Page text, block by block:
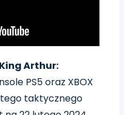
King Arthur:
PS5 oraz XBOX
tego taktycznego